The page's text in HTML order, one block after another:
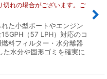
れの場合がございます。ご
た小型ボートやエンジン
（57 LPH）対応のコ
料フィルター・水分離器
た水分や固形ゴミを確実に